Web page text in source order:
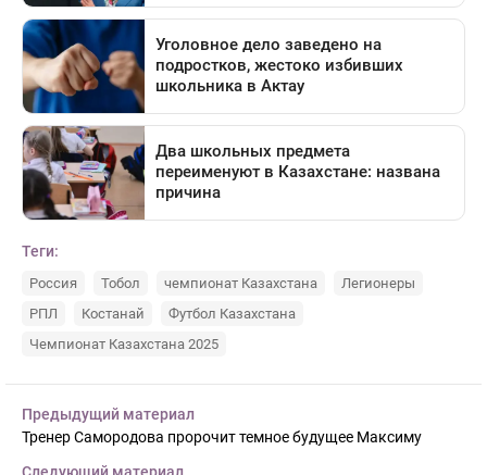
Теги:
Россия Тобол чемпионат Казахстана
Легионеры
РПЛ
Костанай
Футбол Казахстана
Чемпионат Казахстана 2025
Предыдущий материал
Тренер Самородова пророчит темное будущее Максиму
Следующий материал